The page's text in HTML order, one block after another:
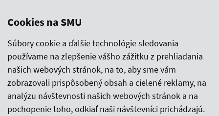
Cookies na SMU
Súbory cookie a ďalšie technológie sledovania
používame na zlepšenie vášho zážitku z prehliadania
našich webových stránok, na to, aby sme vám
zobrazovali prispôsobený obsah a cielené reklamy, na
analýzu návštevnosti našich webových stránok a na
pochopenie toho, odkiaľ naši návštevníci prichádzajú.